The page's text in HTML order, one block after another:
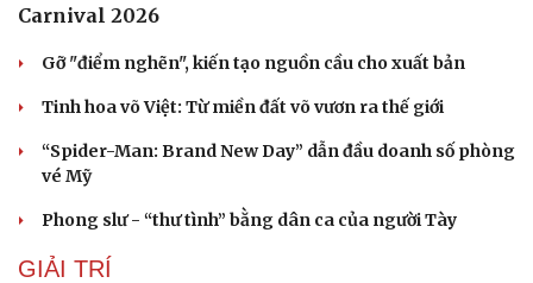
Du lịch
Tư vấn
Podcast
Carnival 2026
Gỡ "điểm nghẽn", kiến tạo nguồn cầu cho xuất bản
Tinh hoa võ Việt: Từ miền đất võ vươn ra thế giới
“Spider-Man: Brand New Day” dẫn đầu doanh số phòng
vé Mỹ
Phong slư - “thư tình” bằng dân ca của người Tày
GIẢI TRÍ